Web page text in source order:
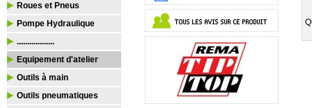
Roues et Pneus
Pompe Hydraulique
..................
Equipement d'atelier
Outils à main
Outils pneumatiques